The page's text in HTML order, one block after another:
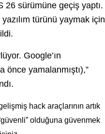
26 sürümüne geçiş yaptı.
türünü yaymak için
Google’ın
önce yamalanmıştı),”
hack araçlarının artık
olduğuna güvenmek